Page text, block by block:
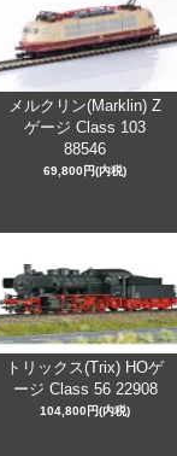
メルクリン(Marklin) Z
ゲージ Class 103
88546
69,800円(内税)
トリックス(Trix) HOゲ
ージ Class 56 22908
104,800円(内税)